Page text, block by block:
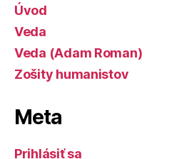
Úvod
Veda
Veda (Adam Roman)
Zošity humanistov
Meta
Prihlásiť sa